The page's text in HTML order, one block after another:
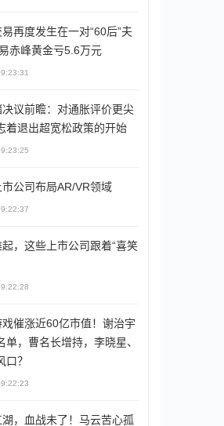
再度发生在一对“60后”夫
赤峰黄金亏5.6万元
议前瞻：对通胀评价更尖
着退出超宽松政策的开始
市公司布局AR/VR领域
起，这些上市公司跟着“喜笑
催涨近60亿市值！谢治宇
单，曹名长增持，李晓星、
口？
，血战未了！马云苦心孤